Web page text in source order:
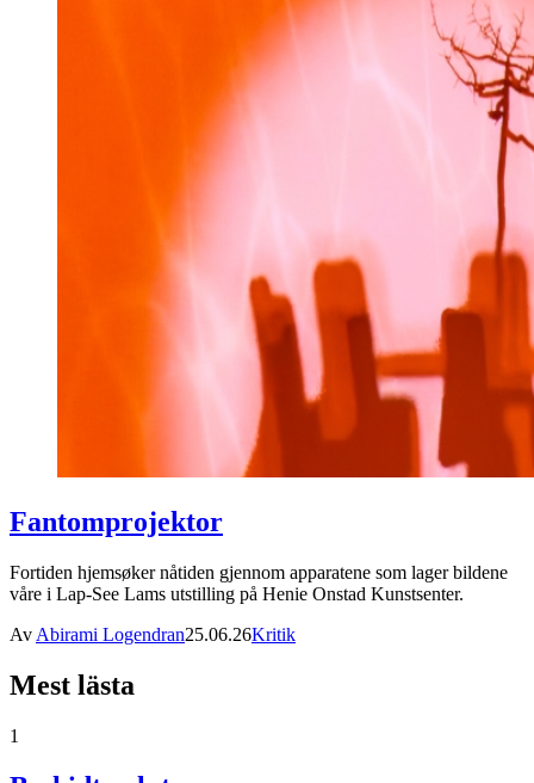
Fantomprojektor
Fortiden hjemsøker nåtiden gjennom apparatene som lager bildene
våre i Lap-See Lams utstilling på Henie Onstad Kunstsenter.
Av Abirami Logendran25.06.26Kritik
Mest lästa
1